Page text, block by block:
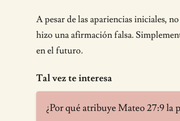
A pesar de las apariencias iniciales,
hizo una afirmación falsa.
en el futuro.
Tal vez te interesa
¿Por qué atribuye Mateo 27:9 la